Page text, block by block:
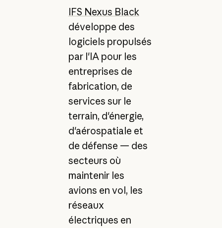
IFS Nexus Black
développe des
logiciels propulsés
par l'IA pour les
entreprises de
fabrication, de
services sur le
terrain, d'énergie,
d'aérospatiale et
de défense — des
secteurs où
maintenir les
avions en vol, les
réseaux
électriques en